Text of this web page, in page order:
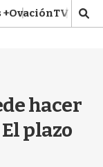
+OvaciónTV Show
M
o
hacer
plazo